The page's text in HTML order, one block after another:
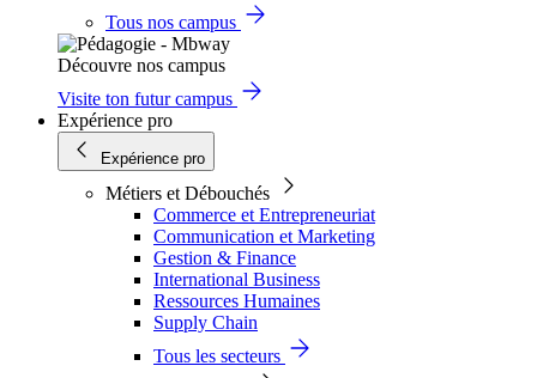
Tous nos campus
Découvre nos campus
Visite ton futur campus
Expérience pro
Expérience pro
Métiers et Débouchés
Commerce et Entrepreneuriat
Communication et Marketing
Gestion & Finance
International Business
Ressources Humaines
Supply Chain
Tous les secteurs